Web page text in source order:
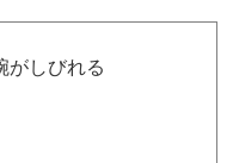
がしびれる